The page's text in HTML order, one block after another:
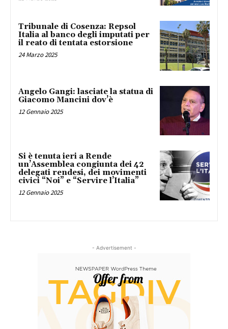
Tribunale di Cosenza: Repsol
Italia al banco degli imputati per
il reato di tentata estorsione
24 Marzo 2025
Angelo Gangi: lasciate la statua di
Giacomo Mancini dov’è
12 Gennaio 2025
Si è tenuta ieri a Rende
un’Assemblea congiunta dei 42
delegati rendesi, dei movimenti
civici “Noi” e “Servire l’Italia”
12 Gennaio 2025
- Advertisement -